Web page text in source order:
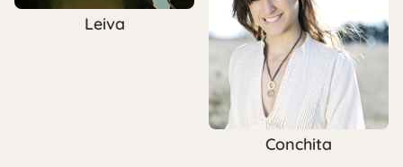
Leiva
Conchita